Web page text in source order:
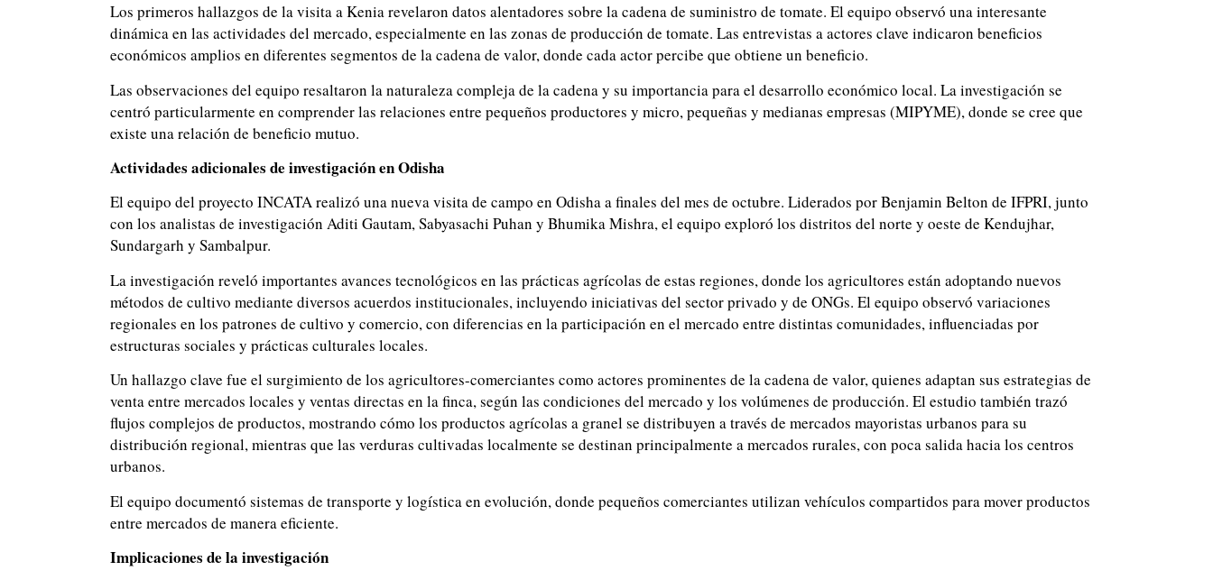
Los primeros hallazgos de la visita a Kenia revelaron datos alentadores sobre la cadena de suministro de tomate. El equipo observó una interesante
dinámica en las actividades del mercado, especialmente en las zonas de producción de tomate. Las entrevistas a actores clave indicaron beneficios
económicos amplios en diferentes segmentos de la cadena de valor, donde cada actor percibe que obtiene un beneficio.
Las observaciones del equipo resaltaron la naturaleza compleja de la cadena y su importancia para el desarrollo económico local. La investigación se
centró particularmente en comprender las relaciones entre pequeños productores y micro, pequeñas y medianas empresas (MIPYME), donde se cree que
existe una relación de beneficio mutuo.
Actividades adicionales de investigación en Odisha
El equipo del proyecto INCATA realizó una nueva visita de campo en Odisha a finales del mes de octubre. Liderados por Benjamin Belton de IFPRI, junto
con los analistas de investigación Aditi Gautam, Sabyasachi Puhan y Bhumika Mishra, el equipo exploró los distritos del norte y oeste de Kendujhar,
Sundargarh y Sambalpur.
La investigación reveló importantes avances tecnológicos en las prácticas agrícolas de estas regiones, donde los agricultores están adoptando nuevos
métodos de cultivo mediante diversos acuerdos institucionales, incluyendo iniciativas del sector privado y de ONGs. El equipo observó variaciones
regionales en los patrones de cultivo y comercio, con diferencias en la participación en el mercado entre distintas comunidades, influenciadas por
estructuras sociales y prácticas culturales locales.
Un hallazgo clave fue el surgimiento de los agricultores-comerciantes como actores prominentes de la cadena de valor, quienes adaptan sus estrategias de
venta entre mercados locales y ventas directas en la finca, según las condiciones del mercado y los volúmenes de producción. El estudio también trazó
flujos complejos de productos, mostrando cómo los productos agrícolas a granel se distribuyen a través de mercados mayoristas urbanos para su
distribución regional, mientras que las verduras cultivadas localmente se destinan principalmente a mercados rurales, con poca salida hacia los centros
urbanos.
El equipo documentó sistemas de transporte y logística en evolución, donde pequeños comerciantes utilizan vehículos compartidos para mover productos
entre mercados de manera eficiente.
Implicaciones de la investigación